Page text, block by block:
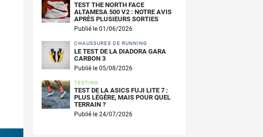
TEST THE NORTH FACE
ALTAMESA 500 V2 : NOTRE AVIS
APRÈS PLUSIEURS SORTIES
Publié le 01/06/2026
CHAUSSURES DE RUNNING
LE TEST DE LA DIADORA GARA
CARBON 3
Publié le 05/08/2026
TESTING
TEST DE LA ASICS FUJI LITE 7 :
PLUS LÉGÈRE, MAIS POUR QUEL
TERRAIN ?
Publié le 24/07/2026